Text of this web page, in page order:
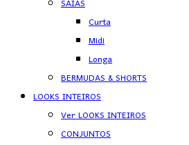
SAIAS
Curta
Midi
Longa
BERMUDAS & SHORTS
LOOKS INTEIROS
Ver LOOKS INTEIROS
CONJUNTOS